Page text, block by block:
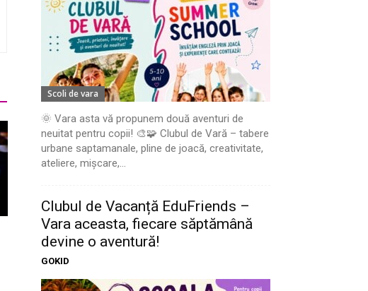
Scoli de vara
🌞 Vara asta vă propunem două aventuri de
neuitat pentru copii! 🎨🧩 Clubul de Vară – tabere
urbane saptamanale, pline de joacă, creativitate,
ateliere, mișcare,...
Clubul de Vacanță EduFriends –
Vara aceasta, fiecare săptămână
devine o aventură!
GOKID